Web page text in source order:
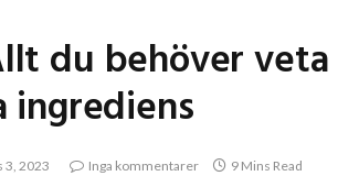
du behöver
ingrediens
3, 2023 Inga kommentarer 9 Mins Read